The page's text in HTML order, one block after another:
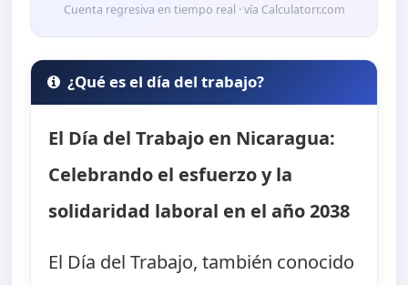
Cuenta regresiva en tiempo real · vía Calculatorr.com
¿Qué es el día del trabajo?
El Día del Trabajo en Nicaragua:
Celebrando el esfuerzo y la
solidaridad laboral en el año 2038
El Día del Trabajo, también conocido